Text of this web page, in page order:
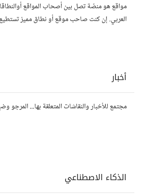
مواقع هو منصّة تصل بين أصحاب المواقع
العربي. إن كنت صاحب موقع أو نطاق مميز
أخبار
مجتمع للأخبار والنقاشات المتعلقة بها... المرجو
الذكاء الاصطناعي